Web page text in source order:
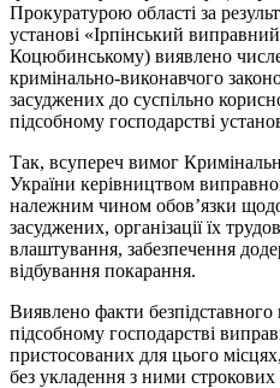
Прокуратурою області за
установі «Ірпінський
Коцюбинському) виявлено
кримінально-виконавчого
засуджених до суспільно
підсобному господарстві
Так, всупереч вимог
України керівництвом
належним чином обов’язки
засуджених, організації їх
влаштування, забезпечення
відбування покарання.
Виявлено факти
підсобному господарстві
пристосованих для цього
без укладення з ними строкових